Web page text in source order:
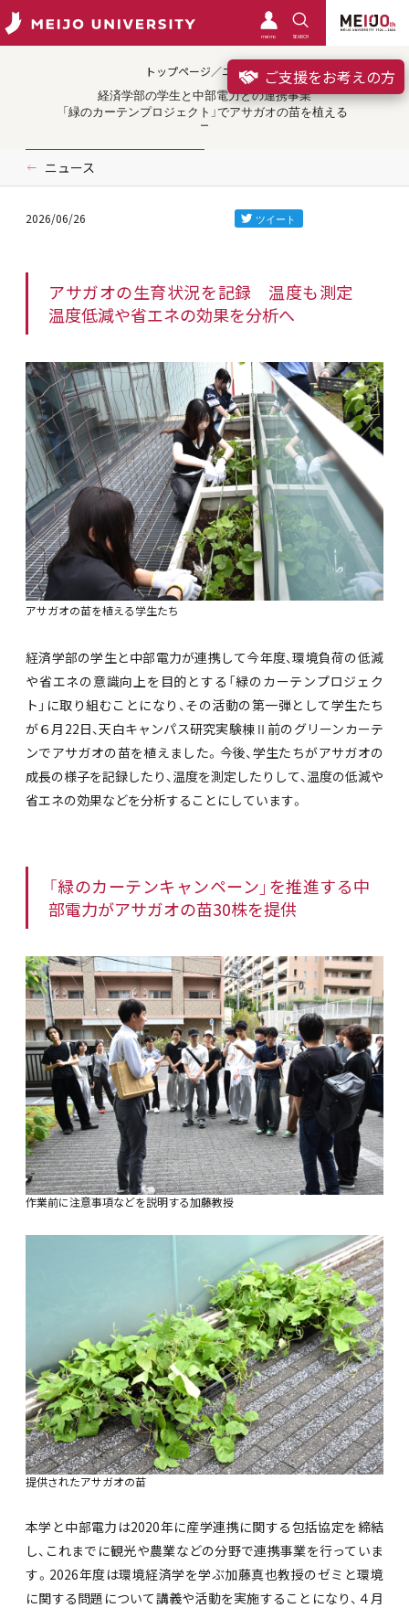
meimo SEARCH
ご支援をお考えの方
トップページ／ニュース
経済学部の学生と中部電力との連携事業
「緑のカーテンプロジェクト」でアサガオの苗を植える
ニュース
2026/06/26
アサガオの生育状況を記録 温度も測定
温度低減や省エネの効果を分析へ
アサガオの苗を植える学生たち
経済学部の学生と中部電力が連携して今年度、環境負荷の低減
や省エネの意識向上を目的とする「緑のカーテンプロジェク
ト」に取り組むことになり、その活動の第一弾として学生たち
が６月22日、天白キャンパス研究実験棟Ⅱ前のグリーンカーテ
ンでアサガオの苗を植えました。今後、学生たちがアサガオの
成長の様子を記録したり、温度を測定したりして、温度の低減や
省エネの効果などを分析することにしています。
「緑のカーテンキャンペーン」を推進する中
部電力がアサガオの苗30株を提供
作業前に注意事項などを説明する加藤教授
提供されたアサガオの苗
本学と中部電力は2020年に産学連携に関する包括協定を締結
し、これまでに観光や農業などの分野で連携事業を行っていま
す。2026年度は環境経済学を学ぶ加藤真也教授のゼミと環境
に関する問題について講義や活動を実施することになり、４月